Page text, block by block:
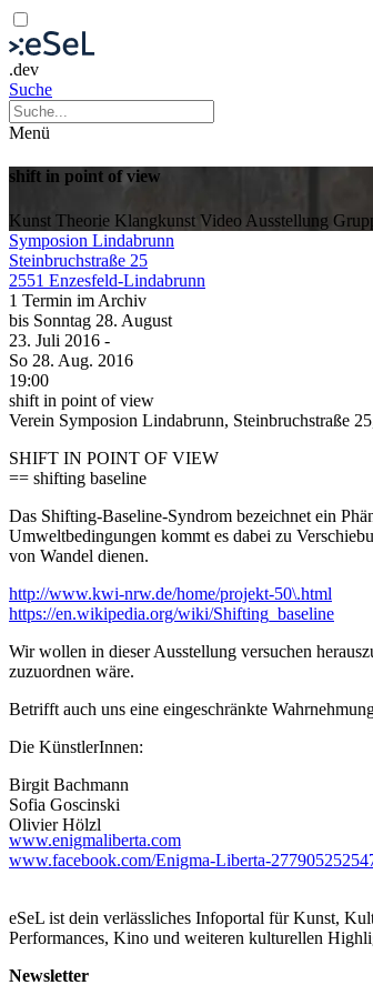
.dev
Suche
Menü
shift in point of view
Kunst Theorie Klangkunst Video Ausstellung
Symposion Lindabrunn
Steinbruchstraße 25
2551 Enzesfeld-Lindabrunn
1 Termin im Archiv
bis Sonntag 28. August
23. Juli 2016 -
So 28. Aug. 2016
19:00
shift in point of view
Verein Symposion Lindabrunn, Steinbruchstraße
SHIFT IN POINT OF VIEW
== shifting baseline
Das Shifting-Baseline-Syndrom bezeichnet ein
Umweltbedingungen kommt es dabei zu
von Wandel dienen.
http://www.kwi-nrw.de/home/projekt-50\.html
https://en.wikipedia.org/wiki/Shifting_baseline
Wir wollen in dieser Ausstellung versuchen
zuzuordnen wäre.
Betrifft auch uns eine eingeschränkte
Die KünstlerInnen:
Birgit Bachmann
Sofia Goscinski
Olivier Hölzl
Andreas Nader
Andrew Rinkhy
setzen sich mit diesem Thema auseinander.
Ab 23. Juli werden Videoinstallationen,
www.enigmaliberta.com
www.facebook.com/Enigma-Liberta-
eSeL ist dein verlässliches Infoportal für Kunst,
Performances, Kino und weiteren kulturellen
Newsletter